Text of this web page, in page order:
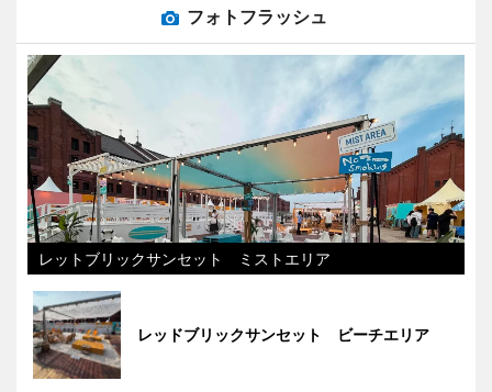
フォトフラッシュ
レットブリックサンセット ミストエリア
レッドブリックサンセット ビーチエリア